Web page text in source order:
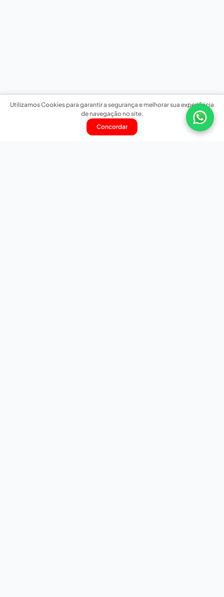
Utilizamos Cookies para garantir a segurança e melhorar sua experiência
de navegação no site.
Concordar